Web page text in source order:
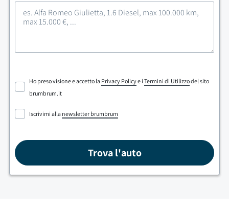
Ho preso visione e accetto la Privacy Policye i Termini di Utilizzodel sito
brumbrum.it
Iscrivimi alla newsletter brumbrum
Trova l'auto